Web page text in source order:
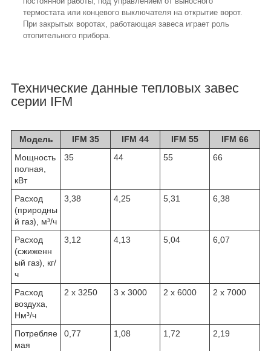
термостата или концевого выключателя на открытие ворот.
При закрытых воротах, работающая завеса играет роль
отопительного прибора.
Технические данные тепловых завес
серии IFM
Модель IFM 35 IFM 44 IFM 55
IFM 66
Мощность
полная,
кВт
35 44 55 66
Расход
(природны
й газ), м³/ч
3,38 4,25 5,31 6,38
Расход
(сжиженн
ый газ), кг/
ч
3,12 4,13 5,04 6,07
Расход
воздуха,
Нм³/ч
2 х 3250 3 х 3000 2 х 6000 2 х 7000
Потребляе
мая
0,77 1,08 1,72 2,19